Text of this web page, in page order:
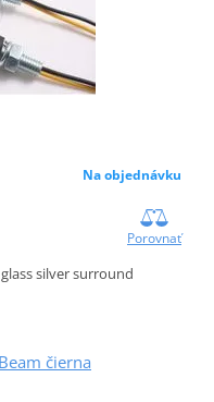
Na objednávku
Porovnať
silver surround
čierna